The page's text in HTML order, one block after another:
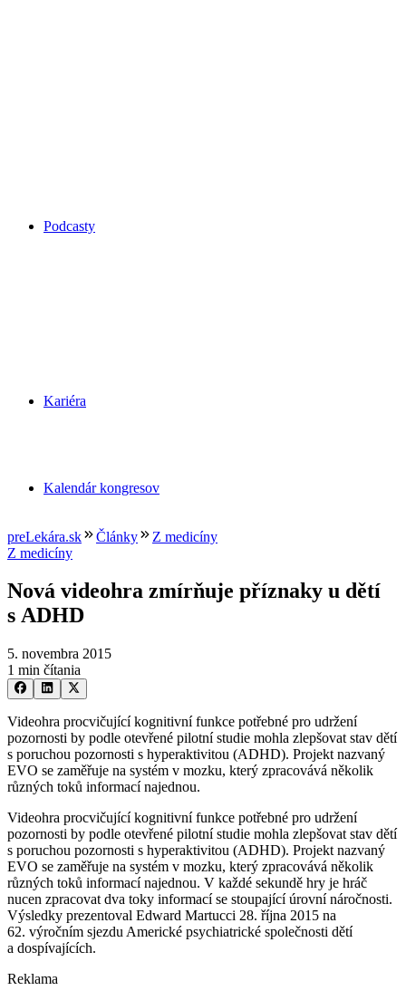
Podcasty
Kariéra
Kalendár kongresov
preLekára.sk Články
Z medicíny
Z medicíny
Nová videohra zmírňuje příznaky u dětí
s ADHD
5. novembra 2015
1 min čítania
Videohra procvičující kognitivní funkce potřebné pro udržení
pozornosti by podle otevřené pilotní studie mohla zlepšovat stav dětí
s poruchou pozornosti s hyperaktivitou (ADHD). Projekt nazvaný
EVO se zaměřuje na systém v mozku, který zpracovává několik
různých toků informací najednou.
Videohra procvičující kognitivní funkce potřebné pro udržení
pozornosti by podle otevřené pilotní studie mohla zlepšovat stav dětí
s poruchou pozornosti s hyperaktivitou (ADHD). Projekt nazvaný
EVO se zaměřuje na systém v mozku, který zpracovává několik
různých toků informací najednou. V každé sekundě hry je hráč
nucen zpracovat dva toky informací se stoupající úrovní náročnosti.
Výsledky prezentoval Edward Martucci 28. října 2015 na
62. výročním sjezdu Americké psychiatrické společnosti dětí
a dospívajících.
Reklama